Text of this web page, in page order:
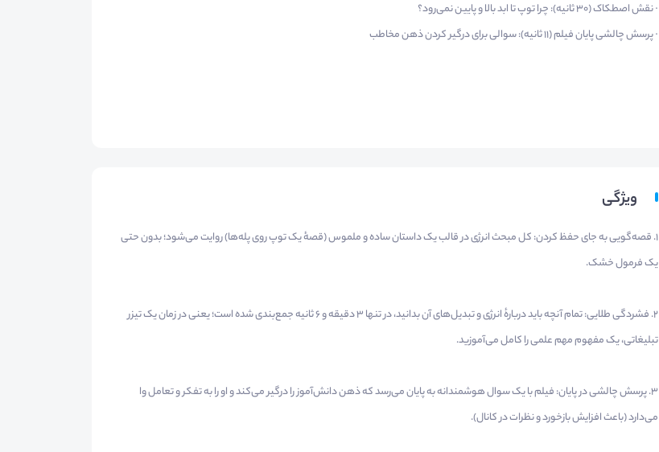
· نقش اصطکاک (۳۰ ثانیه): چرا توپ تا ابد بالا و پایین نمی‌رود؟
· پرسش چالشی پایان فیلم (۱۱ ثانیه): سوالی برای درگیر کردن ذهن مخاطب
ویژگی
۱. قصه‌گویی به جای حفظ کردن: کل مبحث انرژی در قالب یک داستان ساده و ملموس (قصهٔ یک توپ روی پله‌ها) روایت می‌شود؛ بدون حتی
یک فرمول خشک.
۲. فشردگی طلایی: تمام آنچه باید دربارهٔ انرژی و تبدیل‌های آن بدانید، در تنها ۳ دقیقه و ۶ ثانیه جمع‌بندی شده است؛ یعنی در زمان یک تیزر
تبلیغاتی، یک مفهوم مهم علمی را کامل می‌آموزید.
۳. پرسش چالشی در پایان: فیلم با یک سوال هوشمندانه به پایان می‌رسد که ذهن دانش‌آموز را درگیر می‌کند و او را به تفکر و تعامل وا
می‌دارد (باعث افزایش بازخورد و نظرات در کانال).